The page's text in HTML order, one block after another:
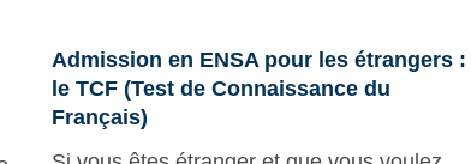
Admission en ENSA pour les étrangers :
le TCF (Test de Connaissance du
Français)